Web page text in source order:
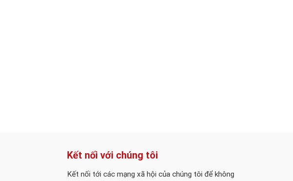
Kết nối với chúng tôi
Kết nối tới các mạng xã hội của chúng tôi để không